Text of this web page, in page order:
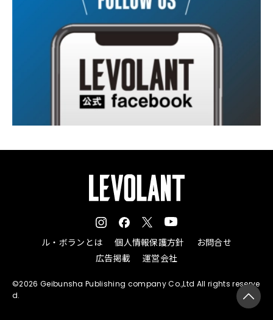
ル・ボランとは 個人情報保護方針
お問合せ
広告掲載
運営会社
©2026 Geibunsha Publishing company Co.,Ltd All rights reserve
d.